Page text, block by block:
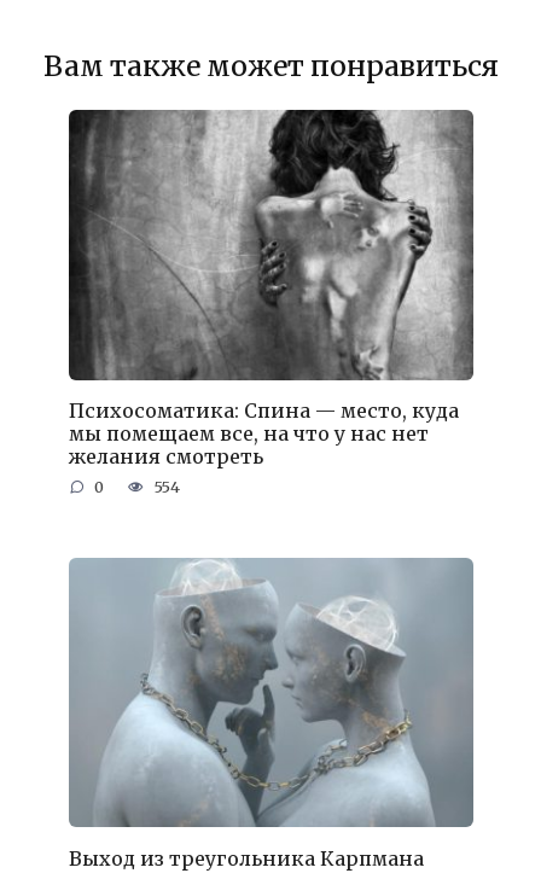
Вам также может понравиться
Психосоматика: Спина — место, куда
мы помещаем все, на что у нас нет
желания смотреть
0 554
Выход из треугольника Карпмана